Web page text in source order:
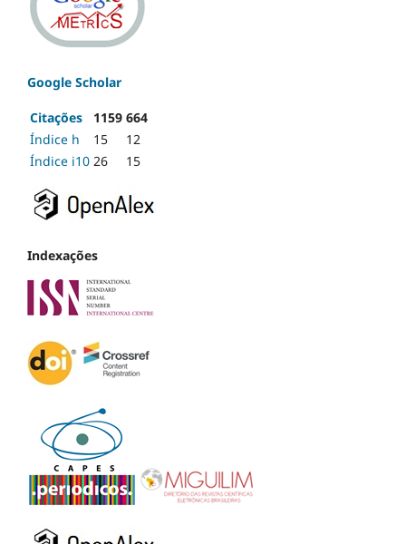
Google Scholar
Citações 1159 664
Índice h
15
12
Índice i10 26 15
Indexações